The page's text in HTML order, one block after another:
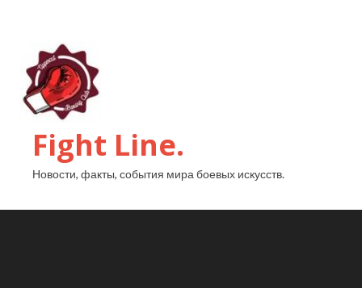
Fight Line.
Новости, факты, события мира боевых искусств.